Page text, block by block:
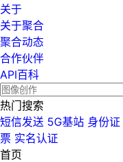
关于
关于聚合
聚合动态
合作伙伴
API百科
热门搜索
短信发送 5G基站 身份证
票 实名认证
首页